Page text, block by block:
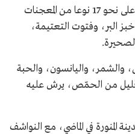
والخبز القديم لا يعتمد على المكائن الآلية، بل يعتمد على العمل اليدوي، ويشتمل على نحو 17 نوعا من المعجنات
البر، وفتوت التعتيمة،
والشمر، واليانسون، والحبة
من الحمّص، يرش عليه
المنورة في الماضي، مع النواشف